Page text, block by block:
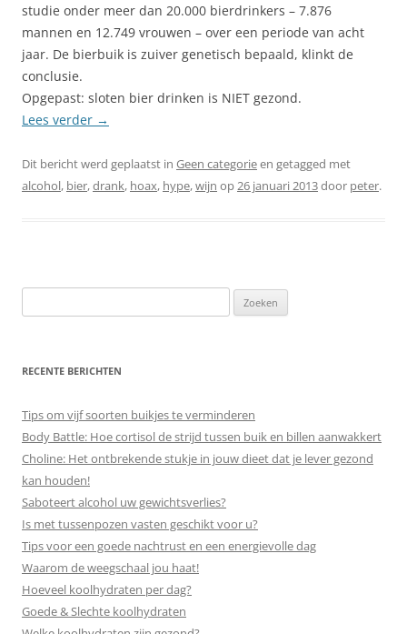
studie onder meer dan 20.000 bierdrinkers – 7.876
mannen en 12.749 vrouwen – over een periode van acht
jaar. De bierbuik is zuiver genetisch bepaald, klinkt de
conclusie.
Opgepast: sloten bier drinken is NIET gezond.
Lees verder →
Dit bericht werd geplaatst in Geen categorieen getagged met
alcohol, bier,drank, hoax, hype,wijn op26 januari 2013door peter.
naar:
RECENTE BERICHTEN
Tips om vijf soorten buikjes te verminderen
Body Battle: Hoe cortisol de strijd tussen buik en billen aanwakkert
Choline: Het ontbrekende stukje in jouw dieet dat je lever gezond
kan houden!
Saboteert alcohol uw gewichtsverlies?
Is met tussenpozen vasten geschikt voor u?
Tips voor een goede nachtrust en een energievolle dag
Waarom de weegschaal jou haat!
Hoeveel koolhydraten per dag?
Goede & Slechte koolhydraten